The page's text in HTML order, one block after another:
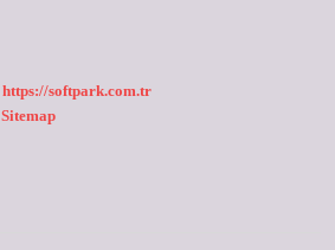
https://softpark.com.tr
Sitemap